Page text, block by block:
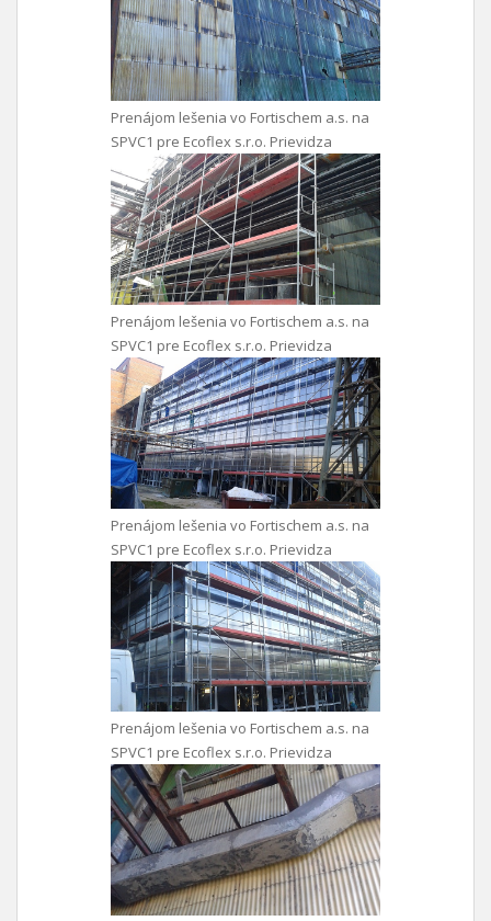
Prenájom lešenia vo Fortischem a.s. na
SPVC1 pre Ecoflex s.r.o. Prievidza
Prenájom lešenia vo Fortischem a.s. na
SPVC1 pre Ecoflex s.r.o. Prievidza
Prenájom lešenia vo Fortischem a.s. na
SPVC1 pre Ecoflex s.r.o. Prievidza
Prenájom lešenia vo Fortischem a.s. na
SPVC1 pre Ecoflex s.r.o. Prievidza